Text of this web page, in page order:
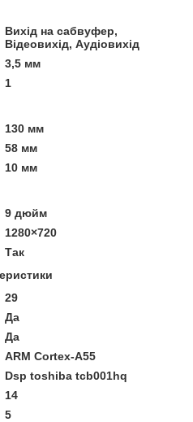
Вихід на сабвуфер,
Відеовихід, Аудіовихід
3,5 мм
1
130 мм
58 мм
10 мм
9 дюйм
1280×720
Так
29
Да
Да
ARM Cortex-A55
Dsp toshiba tcb001hq
14
5